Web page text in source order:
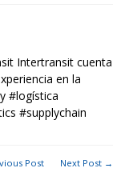
Intertransit cuenta
en la
#logística
#supplychain
Post Next Post →